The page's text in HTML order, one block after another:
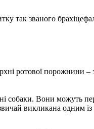
так званого
ротової порожнини –
собаки. Вони можуть
викликана одним